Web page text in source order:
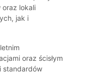
oraz lokali
jak i
oraz ścisłym
standardów